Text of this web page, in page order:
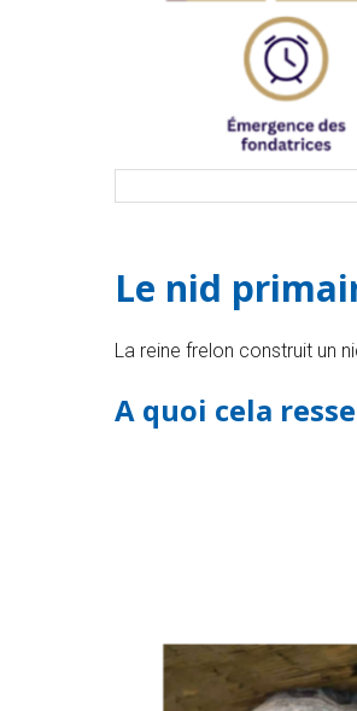
Le nid
La reine frelon construit un
A quoi cela